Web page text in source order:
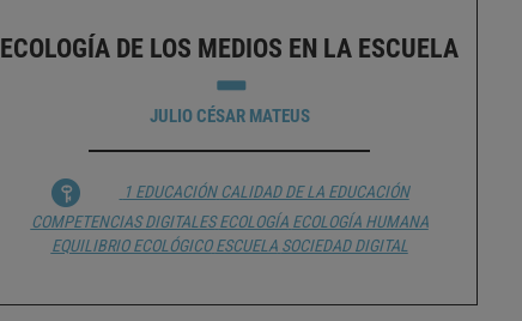
ECOLOGÍA DE LOS MEDIOS EN LA ESCUELA
JULIO CÉSAR MATEUS
1 EDUCACIÓN CALIDAD DE LA EDUCACIÓN
COMPETENCIAS DIGITALES ECOLOGÍA ECOLOGÍA HUMANA
EQUILIBRIO ECOLÓGICO ESCUELA SOCIEDAD DIGITAL